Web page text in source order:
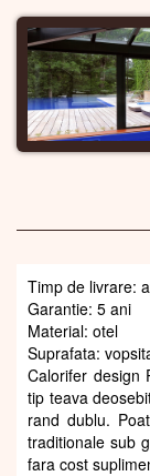
Timp de livrare:
Garantie: 5 ani
Material: otel
Suprafata:
Calorifer design
tip teava
rand dublu.
traditionale sub
fara cost